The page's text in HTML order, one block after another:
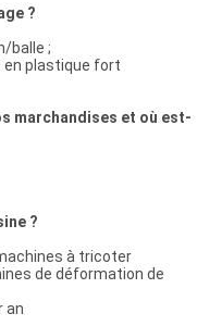
?
balle ;
en plastique fort
marchandises et où est-
?
à tricoter
de déformation de
an